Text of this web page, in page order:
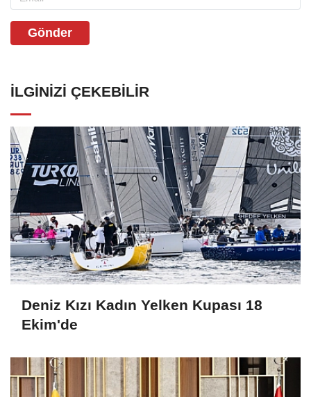
Gönder
İLGINIZI ÇEKEBILIR
Deniz Kızı Kadın Yelken Kupası 18
Ekim'de